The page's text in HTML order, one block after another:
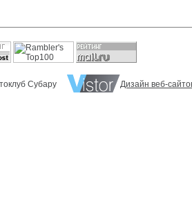
Субару Дизайн веб-